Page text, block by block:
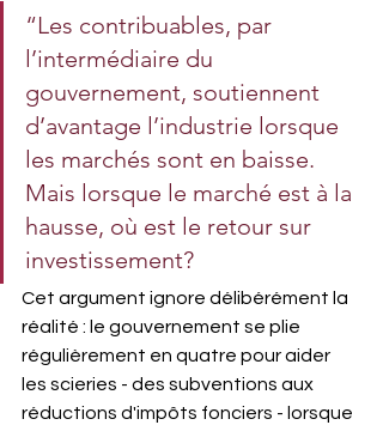
“Les contribuables, par
l’intermédiaire du
gouvernement, soutiennent
d’avantage l’industrie lorsque
les marchés sont en baisse.
Mais lorsque le marché est à la
hausse, où est le retour sur
investissement?
Cet argument ignore délibérément la
réalité : le gouvernement se plie
régulièrement en quatre pour aider
les scieries - des subventions aux
réductions d'impôts fonciers - lorsque